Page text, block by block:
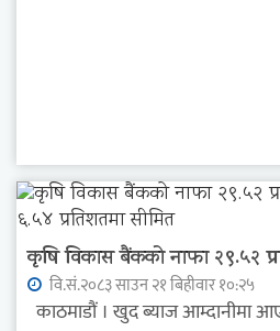
कृषि विकास बैंकको नाफा २९.५२
वि.सं.२०८३ साउन २१ बिहीवार १०:२५
काठमाडौं । खुद ब्याज आम्दानीमा